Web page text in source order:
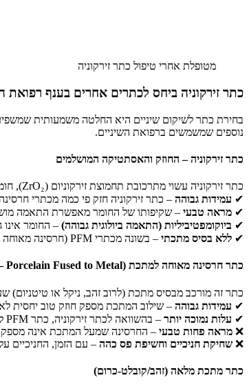
מטופלת אחרי טיפול כתר זירקוניה
כתר זירקוניה ביחס לכתרים אחרים בענף רפואת
בחירת כתר לשיקום שיניים היא החלטה משמעותית
נוספים שמשמשים ברפואת השיניים.
כתר זירקוניה – החוזק והאסתטיקה המושלמים
כתר זירקוניה עשוי מתרכובת תחמוצת זירקוניום (ZrO₂), חומר עמיד במיוחד השייך למשפחת הקרמיקה. יתרונותיו:
✔ עמידות גבוהה – כתר זירקוניה חזק פי כמה מכתרי
✔ מראה טבעי – שקיפותו של החומר מאפשרת התאמה
✔ ביוקומפטיביליות (התאמה ביולוגית גבוהה) – החומר אינו
✔ ללא בסיס מתכתי – בשונה מכתרי PFM (חרסינה מאוחה למתכת), אין חשש להופעת פס מתכתי כהה לאורך החניכיים עם הזמן.
כתר חרסינה מאוחה למתכת (PFM – Porcelain Fused to Metal)
כתר זה מורכב מבסיס מתכת (לרוב זהב, ניקל או טיטניום)
✔ עמידות גבוהה – שילוב המתכת מספק חוזק טוב יחסית
✔ עלות נמוכה יותר – בהשוואה לכתר זירקוניה, כתר PFM לרוב זול יותר.
❌ מראה פחות טבעי – החרסינה שמעל המתכת אינה
❌ שחיקת חניכיים וחשיפת פס כהה – עם הזמן, החניכיים
כתר מתכת מלאה (זהב/קובלט-כרום)